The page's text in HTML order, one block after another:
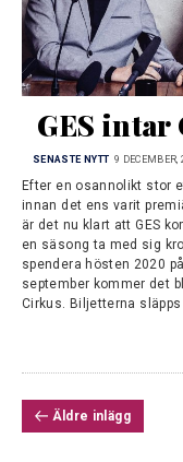
GES
SENASTE NYTT 9 DECEMBER,
Efter en osannolikt stor
innan det ens varit
är det nu klart att GES
en säsong ta med sig
spendera hösten 2020
september kommer det
Cirkus. Biljetterna
Äldre inlägg